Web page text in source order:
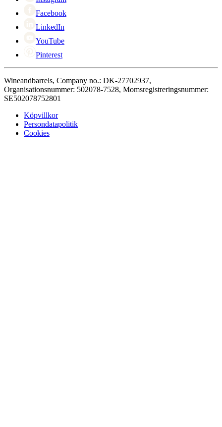
Facebook
LinkedIn
YouTube
Pinterest
Wineandbarrels, Company no.: DK-27702937,
Organisationsnummer: 502078-7528, Momsregistreringsnummer:
SE502078752801
Köpvillkor
Persondatapolitik
Cookies